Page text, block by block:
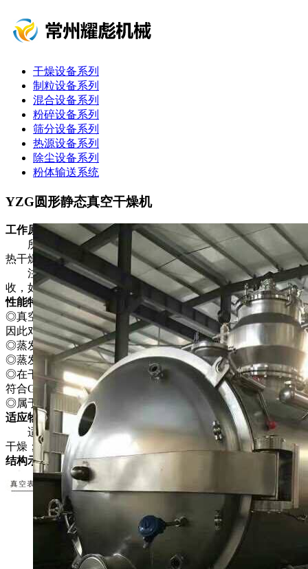
干燥设备系列
制粒设备系列
混合设备系列
粉碎设备系列
筛分设备系列
热源设备系列
除尘设备系列
粉体输送系统
YZG圆形静态真空干燥机
工作原理
所谓真空干燥，就是将干燥物料处于真空条件下，进行加
热干燥。如果利用真空泵进行抽气抽湿，则加快了干燥速度。
注：如采用冷凝器．物料中的溶剂可通过冷凝器加以回
收，如溶剂为水，可不用冷凝器，节省能源投资。
性能特点
◎真空下物料溶液的沸点降低．使蒸发器的传热推动力增大．
因此对一定的传热量可以节省蒸发器的传热面积。
◎蒸发操作的热源可采用低压蒸汽或废热蒸汽。
◎蒸发器热损失少。
◎在干燥前可进行消毒处理，干燥过程中无任何不纯物污入，
符合GMP要求。
◎属于静态式真空干燥器．故干燥物料的形体不会损坏。
适应物料
适用于在高温下易分解，聚合和变质的热敏性物料的低温
干燥；被广泛地采用在制药、化工、食品、电子等行业。
结构示意图